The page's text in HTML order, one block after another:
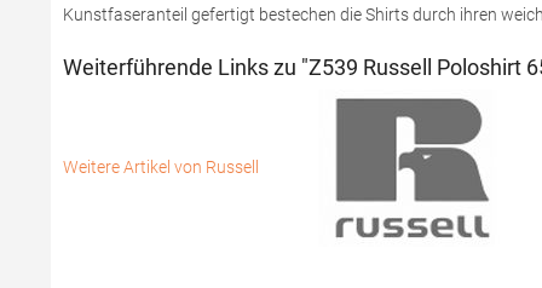
Kunstfaseranteil gefertigt bestechen die Shirts durch ihren
Weiterführende Links zu "Z539 Russell Poloshirt
Weitere Artikel von Russell